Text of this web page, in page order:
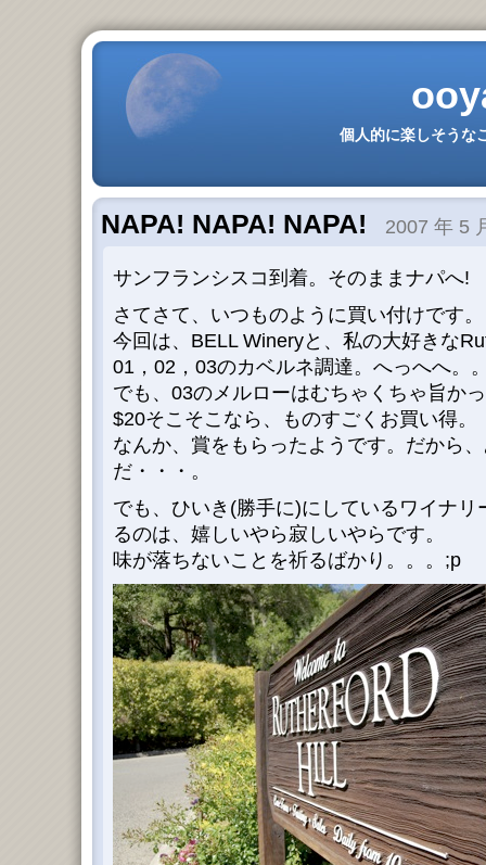
個人的に楽しそうな
NAPA! NAPA! NAPA! 2007 年 5
サンフランシスコ到着。そのままナパへ!
さてさて、いつものように買い付けです。
今回は、BELL Wineryと、私の大好きな
01，02，03のカベルネ調達。へっへへ。
でも、03のメルローはむちゃくちゃ旨か
$20そこそこなら、ものすごくお買い得。
なんか、賞をもらったようです。だから
だ・・・。
でも、ひいき(勝手に)にしているワイナ
るのは、嬉しいやら寂しいやらです。
味が落ちないことを祈るばかり。。。;p